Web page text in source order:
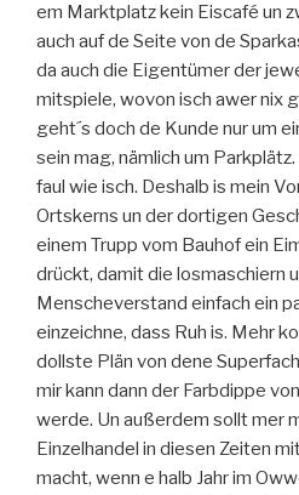
em Marktplatz kein Eiscafé un
auch auf de Seite von de
da auch die Eigentümer der
mitspiele, wovon isch awer nix
geht´s doch de Kunde nur um
sein mag, nämlich um
faul wie isch. Deshalb is mein
Ortskerns un der dortigen
einem Trupp vom Bauhof ein
drückt, damit die losmaschiern
Menscheverstand einfach ein
einzeichne, dass Ruh is. Mehr
dollste Plän von dene
mir kann dann der Farbdippe
werde. Un außerdem sollt mer
Einzelhandel in diesen Zeiten
macht, wenn e halb Jahr im